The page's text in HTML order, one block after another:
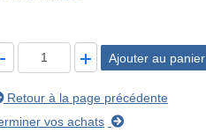
Ajouter au panier
Retour à la page précédente
vos achats